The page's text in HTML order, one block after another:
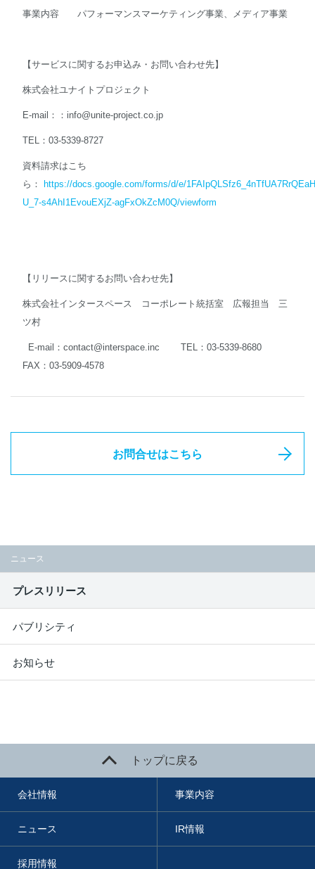
事業内容 パフォーマンスマーケティング事業、メディア事業
【サービスに関するお申込み・お問い合わせ先】
株式会社ユナイトプロジェクト
E-mail：： info@unite-project.co.jp
TEL：03-5339-8727
資料請求はこち
ら：
https://docs.google.com/forms/d/e/
U_7-s4AhI1EvouEXjZ-agFxOkZcM0Q/viewform
【リリースに関するお問い合わせ先】
株式会社インタースペース コーポレート統括室 広報担当 三
ツ村
E-mail： contact@interspace.inc TEL：03-5339-8680
FAX：03-5909-4578
お問合せはこちら
ニュース
プレスリリース
パブリシティ
お知らせ
トップに戻る
会社情報 事業内容
ニュース IR情報
採用情報